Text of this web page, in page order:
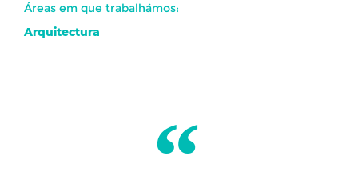
Áreas em que trabalhámos:
Arquitectura